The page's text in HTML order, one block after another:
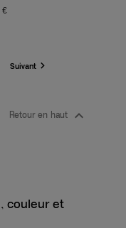
Suivant
Retour en haut 
couleur et